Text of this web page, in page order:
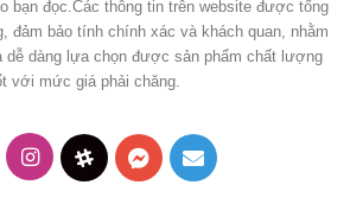
bạn đọc.Các thông tin trên website được tổng
đảm bảo tính chính xác và khách quan, nhằm
dàng lựa chọn được sản phẩm chất lượng
với mức giá phải chăng.
InstagramThreadsMessenger
Mail